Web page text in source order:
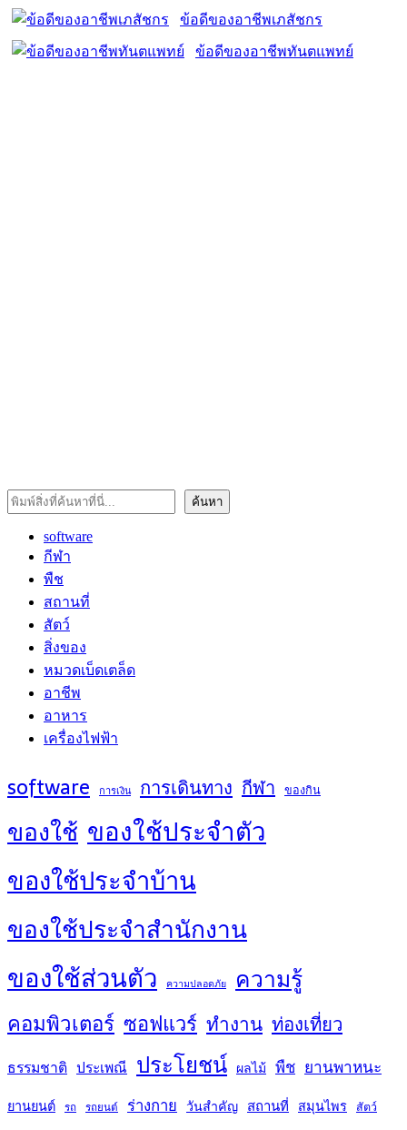
ข้อดีของอาชีพเภสัชกร
ข้อดีของอาชีพทันตแพทย์
ค้นหา ค้นหา
software
กีฬา
พืช
สถานที่
สัตว์
สิ่งของ
หมวดเบ็ดเตล็ด
อาชีพ
อาหาร
เครื่องไฟฟ้า
software การเงิน การเดินทาง กีฬา ของกิน
ของใช้ ของใช้ประจำตัว
ของใช้ประจำบ้าน
ของใช้ประจำสำนักงาน
ของใช้ส่วนตัว ความปลอดภัย ความรู้
คอมพิวเตอร์ ซอฟแวร์ ทำงาน ท่องเที่ยว
ธรรมชาติ ประเพณี ประโยชน์ ผลไม้ พืช ยานพาหนะ
ยานยนต์ รถ รถยนต์ ร่างกาย วันสำคัญ สถานที่ สมุนไพร สัตว์